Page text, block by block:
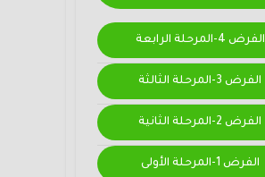
الفرض 4-المرحلة الرابعة
الفرض 3-المرحلة الثالثة
الفرض 2-المرحلة الثانية
الفرض 1-المرحلة الأولى